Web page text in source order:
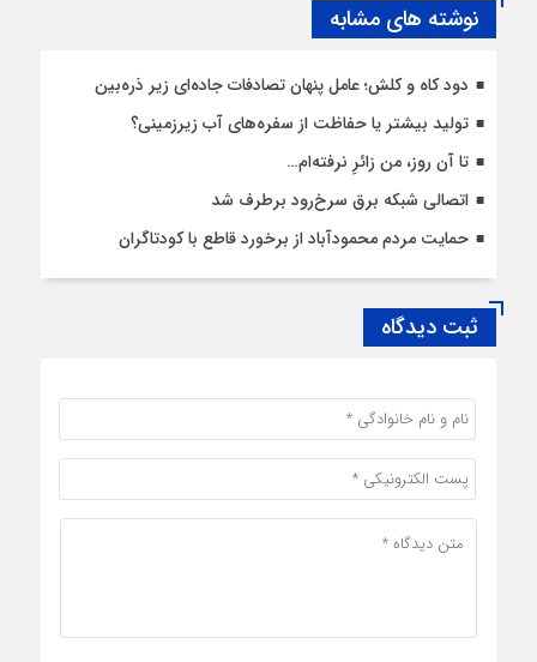
نوشته های مشابه
دود کاه و کلش؛ عامل پنهان تصادفات جاده‌ای زیر ذره‌بین
تولید بیشتر یا حفاظت از سفره‌های آب زیرزمینی؟
تا آن روز، من زائرِ نرفته‌ام…
اتصالی شبکه برق سرخ‌رود برطرف شد
حمایت مردم محمودآباد از برخورد قاطع با کودتاگران
ثبت دیدگاه